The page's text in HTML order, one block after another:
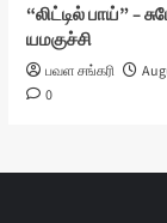
“லிட்டில் பாய்” –
யமகுச்சி
பவள சங்கரி
0